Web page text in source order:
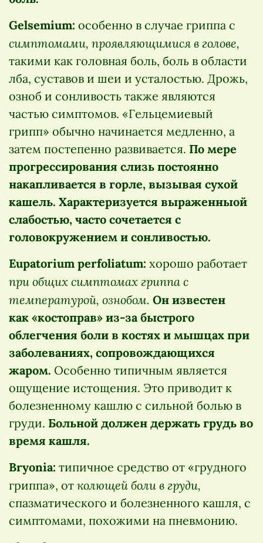
Gelsemium: особенно в случае гриппа с
симптомами, проявляющимися в голове,
такими как головная боль, боль в области
лба, суставов и шеи и усталостью. Дрожь,
озноб и сонливость также являются
частью симптомов. «Гельцемиевый
грипп» обычно начинается медленно, а
затем постепенно развивается. По мере
прогрессирования слизь постоянно
накапливается в горле, вызывая сухой
кашель. Характеризуется выраженныой
слабостью, часто сочетается с
головокружением и сонливостью.
Eupatorium perfoliatum: хорошо работает
при общих симптомах гриппа с
температурой, ознобом. Он известен
как «костоправ» из-за быстрого
облегчения боли в костях и мышцах при
заболеваниях, сопровождающихся
жаром. Особенно типичным является
ощущение истощения. Это приводит к
болезненному кашлю с сильной болью в
груди. Больной должен держать грудь во
время кашля.
Bryonia: типичное средство от «грудного
гриппа», от колющей боли в груди,
спазматического и болезненного кашля, с
симптомами, похожими на пневмонию.